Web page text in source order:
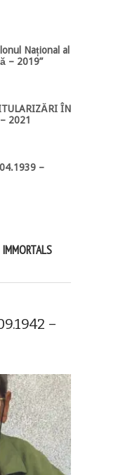
Național al
– 2019”
ÎN
2021
–
–